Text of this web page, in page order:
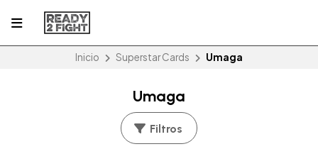
Inicio Superstar Cards Umaga
Umaga
Filtros